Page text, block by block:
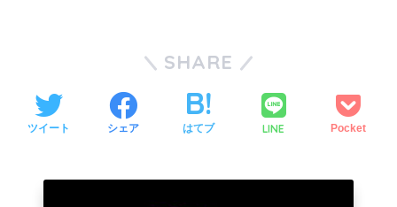
SHARE
ツイート シェア はてブ LINE Pocket